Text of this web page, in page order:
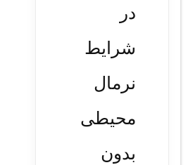
در
شرایط
نرمال
محیطی
بدون